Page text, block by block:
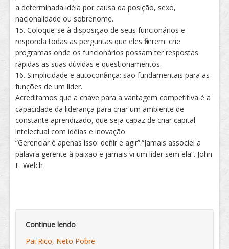
a determinada idéia por causa da posição, sexo,
nacionalidade ou sobrenome.
15. Coloque-se à disposição de seus funcionários e
responda todas as perguntas que eles fizerem: crie
programas onde os funcionários possam ter respostas
rápidas as suas dúvidas e questionamentos.
16. Simplicidade e autoconfiança: são fundamentais para as
funções de um líder.
Acreditamos que a chave para a vantagem competitiva é a
capacidade da liderança para criar um ambiente de
constante aprendizado, que seja capaz de criar capital
intelectual com idéias e inovação.
“Gerenciar é apenas isso: definir e agir”.“Jamais associei a
palavra gerente à paixão e jamais vi um líder sem ela”. John
F. Welch
Continue lendo
Pai Rico, Neto Pobre